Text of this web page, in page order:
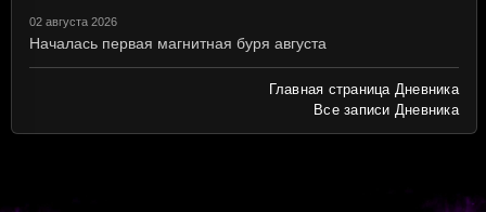
02 августа 2026
Началась первая магнитная буря августа
Главная страница Дневника
Все записи Дневника